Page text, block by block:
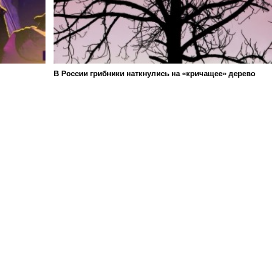
В России грибники наткнулись на «кричащее» дерево